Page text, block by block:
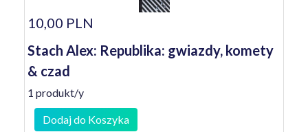
10,00 PLN
Stach Alex: Republika: gwiazdy, komety
& czad
1 produkt/y
Dodaj do Koszyka